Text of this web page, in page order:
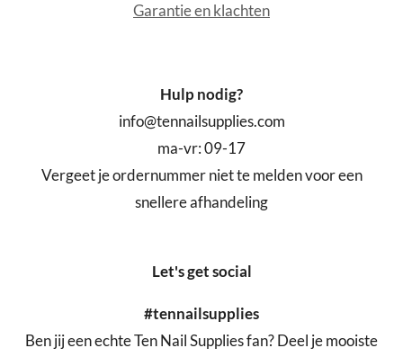
Garantie en klachten
Hulp nodig?
info@tennailsupplies.com
ma-vr: 09-17
Vergeet je ordernummer niet te melden voor een
snellere afhandeling
Let's get social
#tennailsupplies
Ben jij een echte Ten Nail Supplies fan? Deel je mooiste